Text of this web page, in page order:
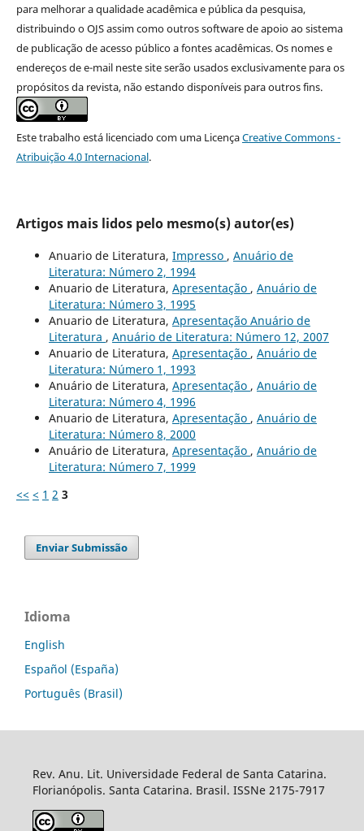
para melhorar a qualidade acadêmica e pública da pesquisa,
distribuindo o OJS assim como outros software de apoio ao sistema
de publicação de acesso público a fontes acadêmicas. Os nomes e
endereços de e-mail neste site serão usados exclusivamente para os
propósitos da revista, não estando disponíveis para outros fins.
Este trabalho está licenciado com uma LicençaCreative Commons -
Atribuição 4.0 Internacional.
Artigos mais lidos pelo mesmo(s) autor(es)
Anuario de Literatura, Impresso , Anuário de
Literatura: Número 2, 1994
Anuario de Literatura, Apresentação , Anuário de
Literatura: Número 3, 1995
Anuario de Literatura, Apresentação Anuário de
Literatura , Anuário de Literatura: Número 12, 2007
Anuario de Literatura, Apresentação , Anuário de
Literatura: Número 1, 1993
Anuário de Literatura, Apresentação , Anuário de
Literatura: Número 4, 1996
Anuario de Literatura, Apresentação , Anuário de
Literatura: Número 8, 2000
Anuário de Literatura, Apresentação , Anuário de
Literatura: Número 7, 1999
<< < 1 2 3
Enviar Submissão
Idioma
English
Español (España)
Português (Brasil)
Rev. Anu. Lit. Universidade Federal de Santa Catarina.
Florianópolis. Santa Catarina. Brasil. ISSNe 2175-7917